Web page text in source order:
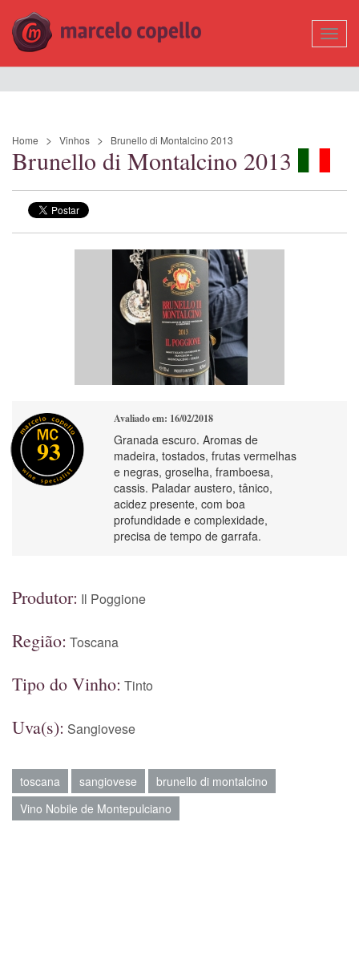
Home Vinhos Brunello di Montalcino 2013
Brunello di Montalcino 2013
93
Avaliado em: 16/02/2018
Granada escuro. Aromas de
madeira, tostados, frutas vermelhas
e negras, groselha, framboesa,
cassis. Paladar austero, tânico,
acidez presente, com boa
profundidade e complexidade,
precisa de tempo de garrafa.
Produtor: Il Poggione
Região: Toscana
Tipo do Vinho: Tinto
Uva(s): Sangiovese
toscana sangiovese
brunello di montalcino
Vino Nobile de Montepulciano